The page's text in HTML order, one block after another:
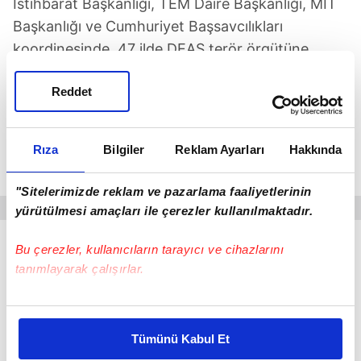
Rıza Bilgiler Reklam Ayarları Hakkında
"Sitelerimizde reklam ve pazarlama faaliyetlerinin
yürütülmesi amaçları ile çerezler kullanılmaktadır.
Bu çerezler, kullanıcıların tarayıcı ve cihazlarını
tanımlayarak çalışırlar.
Bu çerezlere izin vermeniz halinde sizlere özel
daha iyi reklam deneyimi yaşatabiliriz. Bunu yaparken
Tümünü Kabul Et
Reddet
İstihbarat Başkanlığı, TEM Daire Başkanlığı, MİT
Başkanlığı ve Cumhuriyet Başsavcılıkları
koordinesinde, 47 ilde DEAŞ terör örgütüne
yönelik operasyon yapıldı.
Haklarında aranma kaydı bulunan, örgüte
finansal destek sağlayan ve geçmiş dönemlerde
DEAŞ terör örgütü içerisinde faaliyet yürüttüğü
tespit edilen 324 şüpheli gözaltına alındı.